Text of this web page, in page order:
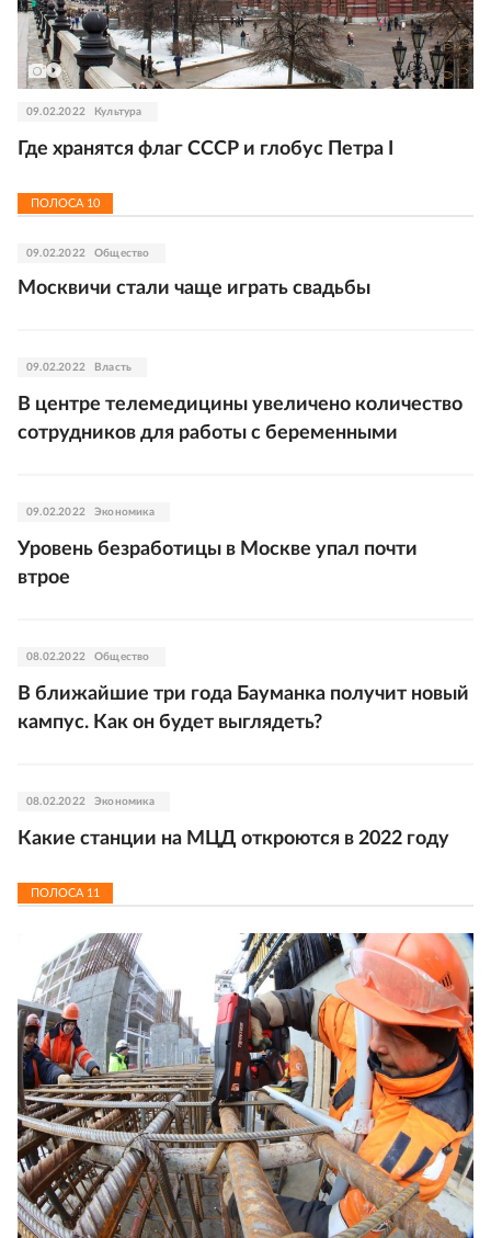
09.02.2022 Культура
Где хранятся флаг СССР и глобус Петра I
ПОЛОСА 10
09.02.2022 Общество
Москвичи стали чаще играть свадьбы
09.02.2022 Власть
В центре телемедицины увеличено количество
сотрудников для работы с беременными
09.02.2022 Экономика
Уровень безработицы в Москве упал почти
втрое
08.02.2022 Общество
В ближайшие три года Бауманка получит новый
кампус. Как он будет выглядеть?
08.02.2022 Экономика
Какие станции на МЦД откроются в 2022 году
ПОЛОСА 11